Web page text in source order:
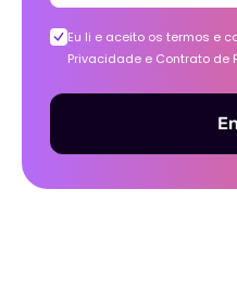
Eu li e aceito os termos e
Privacidade e Contrato de